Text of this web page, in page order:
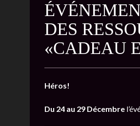
DES
«CADEAU
Héros!
Du 24 au 29 Décembre